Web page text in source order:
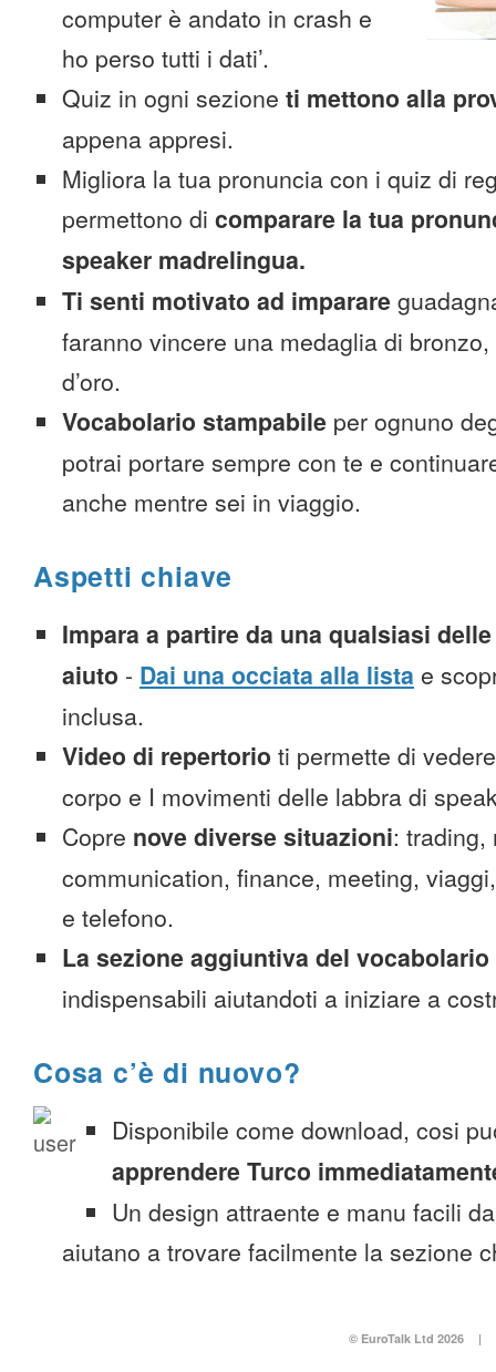
computer è andato in crash e
ho perso tutti i dati’.
Quiz in ogni sezione ti mettono alla
appena appresi.
Migliora la tua pronuncia con i quiz di
permettono di comparare la tua
speaker madrelingua.
Ti senti motivato ad imparare
faranno vincere una medaglia di
d’oro.
Vocabolario stampabile per ognuno
potrai portare sempre con te e
anche mentre sei in viaggio.
Aspetti chiave
Impara a partire da una qualsiasi
aiuto - Dai una occiata alla lista e
inclusa.
Video di repertorio ti permette di
corpo e I movimenti delle labbra di
Copre nove diverse situazioni: trading,
communication, finance, meeting,
e telefono.
La sezione aggiuntiva del vocabolario
indispensabili aiutandoti a iniziare a
Cosa c’è di nuovo?
Disponibile come download, cosi
apprendere Turco
Un design attraente e manu facili
aiutano a trovare facilmente la sezione
© EuroTalk Ltd 2026 |